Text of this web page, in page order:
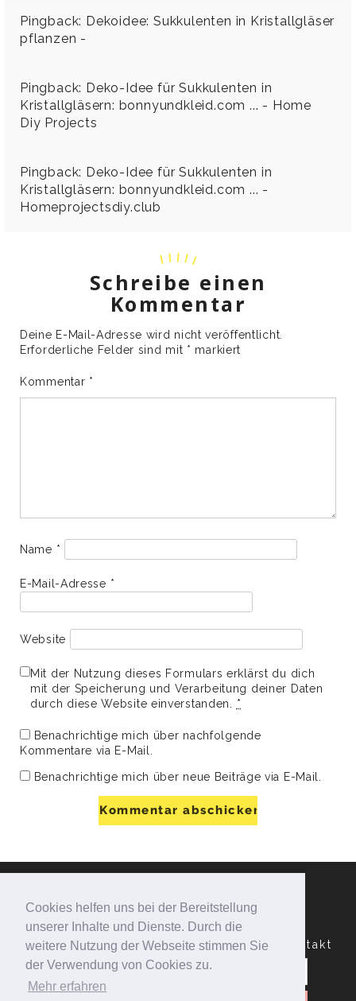
Cookies helfen uns bei der Bereitstellung
unserer Inhalte und Dienste. Durch die
weitere Nutzung der Webseite stimmen Sie
der Verwendung von Cookies zu.
Mehr erfahren
Pingback: Dekoidee: Sukkulenten in Kristallgläser
pflanzen -
Pingback: Deko-Idee für Sukkulenten in
Kristallgläsern: bonnyundkleid.com ... - Home
Diy Projects
Pingback: Deko-Idee für Sukkulenten in
Kristallgläsern: bonnyundkleid.com ... -
Homeprojectsdiy.club
Schreibe einen
Kommentar
Deine E-Mail-Adresse wird nicht veröffentlicht.
Erforderliche Felder sind mit * markiert
Kommentar *
Name *
E-Mail-Adresse *
Website
Mit der Nutzung dieses Formulars erklärst du dich
mit der Speicherung und Verarbeitung deiner Daten
durch diese Website einverstanden. *
Benachrichtige mich über nachfolgende
Kommentare via E-Mail.
Benachrichtige mich über neue Beiträge via E-Mail.
Datenschutzerklärung Impressum Kontakt
Suchen
nach: